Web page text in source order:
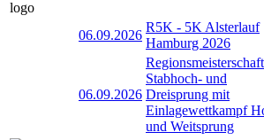
06.09.2026
R5K - 5K Alsterlauf
Hamburg 2026
06.09.2026
Regionsmeisterschaft
Stabhoch- und
Dreisprung mit
Einlagewettkampf
und Weitsprung